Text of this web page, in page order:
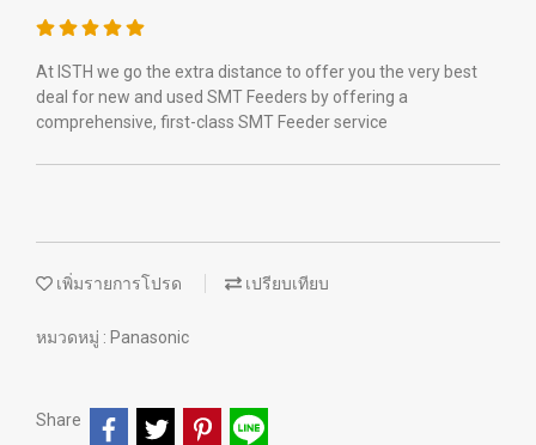
At ISTH we go the extra distance to offer you the very best
deal for new and used SMT Feeders by offering a
comprehensive, first-class SMT Feeder service
เพิ่มรายการโปรด เปรียบเทียบ
หมวดหมู่ : Panasonic
Share